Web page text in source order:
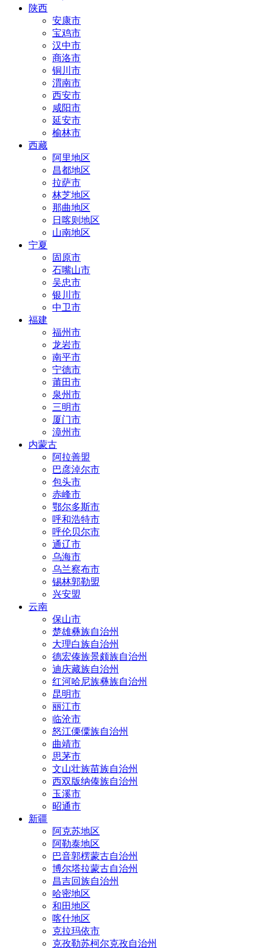
陕西
安康市
宝鸡市
汉中市
商洛市
铜川市
渭南市
西安市
咸阳市
延安市
榆林市
西藏
阿里地区
昌都地区
拉萨市
林芝地区
那曲地区
日喀则地区
山南地区
宁夏
固原市
石嘴山市
吴忠市
银川市
中卫市
福建
福州市
龙岩市
南平市
宁德市
莆田市
泉州市
三明市
厦门市
漳州市
内蒙古
阿拉善盟
巴彦淖尔市
包头市
赤峰市
鄂尔多斯市
呼和浩特市
呼伦贝尔市
通辽市
乌海市
乌兰察布市
锡林郭勒盟
兴安盟
云南
保山市
楚雄彝族自治州
大理白族自治州
德宏傣族景颇族自治州
迪庆藏族自治州
红河哈尼族彝族自治州
昆明市
丽江市
临沧市
怒江傈僳族自治州
曲靖市
思茅市
文山壮族苗族自治州
西双版纳傣族自治州
玉溪市
昭通市
新疆
阿克苏地区
阿勒泰地区
巴音郭楞蒙古自治州
博尔塔拉蒙古自治州
昌吉回族自治州
哈密地区
和田地区
喀什地区
克拉玛依市
克孜勒苏柯尔克孜自治州